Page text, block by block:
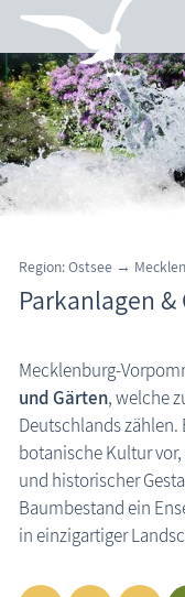
Unterkünfte
Regionales
Urlaubsorte
Karten
Freizeit
Wissenswertes
Aktuelles
FKK-Strände
den Strand
die Natur erleben
Region: Ostsee →
Parkanlagen
Mecklenburg-
und Gärten, welche
Deutschlands
botanische Kultur
und historischer
Baumbestand ein
in einzigartiger